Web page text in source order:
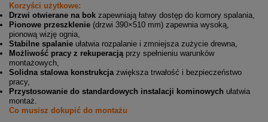
Korzyści użytkowe:
Drzwi otwierane na bok zapewniają łatwy dostęp do komory spalania,
Pionowe przeszklenie (drzwi 390×510 mm) zapewnia wysoką,
pionową wizję ognia,
Stabilne spalanie ułatwia rozpalanie i zmniejsza zużycie drewna,
Możliwość pracy z rekuperacją przy spełnieniu warunków
montażowych,
Solidna stalowa konstrukcja zwiększa trwałość i bezpieczeństwo
pracy,
Przystosowanie do standardowych instalacji kominowych ułatwia
montaż.
Co musisz dokupić do montażu